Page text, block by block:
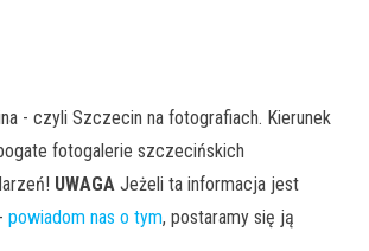
- czyli Szczecin na fotografiach. Kierunek
fotogalerie szczecińskich
UWAGA Jeżeli ta informacja jest
powiadom nas o tym, postaramy się ją